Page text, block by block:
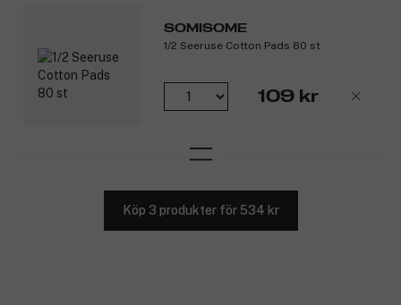
SOMISOME
1/2 Seeruse Cotton Pads 80 st
109 kr
Köp 3 produkter för 534 kr